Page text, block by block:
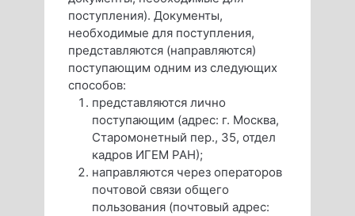
поступления). Документы,
необходимые для поступления,
представляются (направляются)
поступающим одним из следующих
способов:
представляются лично
поступающим (адрес: г. Москва,
Старомонетный пер., 35, отдел
кадров ИГЕМ РАН);
направляются через операторов
почтовой связи общего
пользования (почтовый адрес: